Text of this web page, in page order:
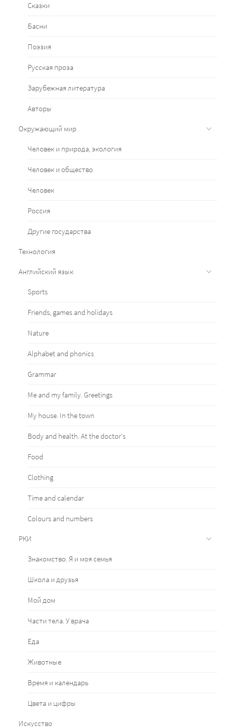
Сказки
Басни
Поэзия
Русская проза
Зарубежная литература
Авторы
Окружающий мир
Человек и природа, экология
Человек и общество
Человек
Россия
Другие государства
Технология
Английский язык
Sports
Friends, games and holidays
Nature
Alphabet and phonics
Grammar
Me and my family. Greetings
My house. In the town
Body and health. At the doctor's
Food
Clothing
Time and calendar
Сolours and numbers
РКИ
Знакомство. Я и моя семья
Школа и друзья
Мой дом
Части тела. У врача
Еда
Животные
Время и календарь
Цвета и цифры
Искусство